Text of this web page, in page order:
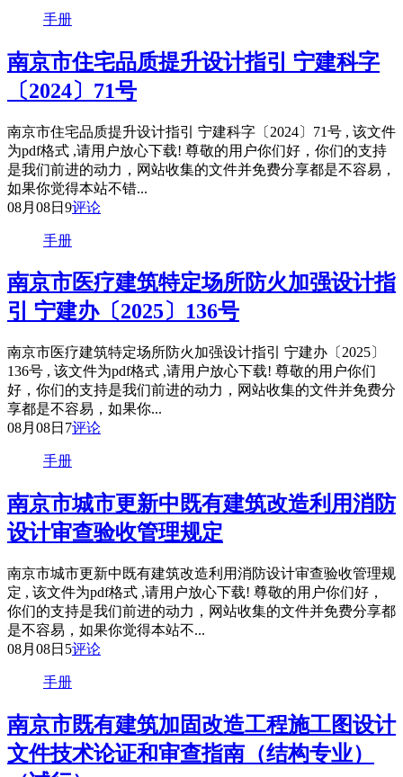
手册
南京市住宅品质提升设计指引 宁建科字
〔2024〕71号
南京市住宅品质提升设计指引 宁建科字〔2024〕71号 , 该文件
为pdf格式 ,请用户放心下载! 尊敬的用户你们好，你们的支持
是我们前进的动力，网站收集的文件并免费分享都是不容易，
如果你觉得本站不错...
08月08日 9评论
手册
南京市医疗建筑特定场所防火加强设计指
引 宁建办〔2025〕136号
南京市医疗建筑特定场所防火加强设计指引 宁建办〔2025〕
136号 , 该文件为pdf格式 ,请用户放心下载! 尊敬的用户你们
好，你们的支持是我们前进的动力，网站收集的文件并免费分
享都是不容易，如果你...
08月08日 7评论
手册
南京市城市更新中既有建筑改造利用消防
设计审查验收管理规定
南京市城市更新中既有建筑改造利用消防设计审查验收管理规
定 , 该文件为pdf格式 ,请用户放心下载! 尊敬的用户你们好，
你们的支持是我们前进的动力，网站收集的文件并免费分享都
是不容易，如果你觉得本站不...
08月08日 5评论
手册
南京市既有建筑加固改造工程施工图设计
文件技术论证和审查指南（结构专业）